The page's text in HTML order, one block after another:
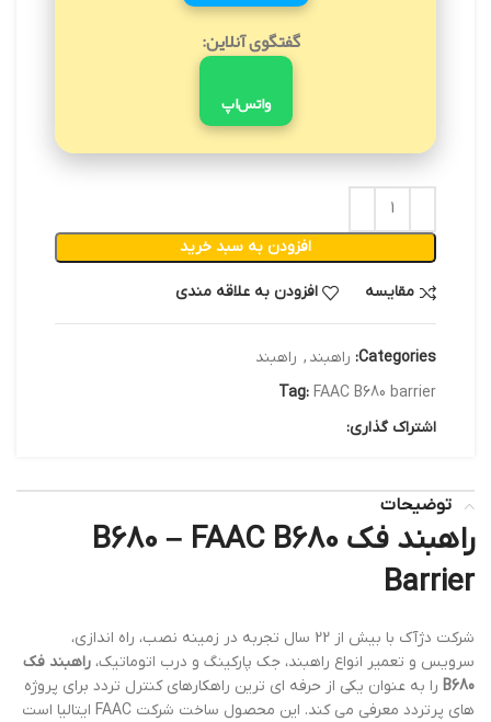
گفتگوی آنلاین:
واتس‌اپ
افزودن به سبد خرید
مقایسه افزودن به علاقه مندی
Categories: راهبند , راهبند
Tag: FAAC B680 barrier
اشتراک گذاری:
توضیحات
راهبند فک B680 – FAAC B680
Barrier
شرکت دژآک با بیش از 22 سال تجربه در زمینه نصب، راه اندازی،
سرویس و تعمیر انواع راهبند، جک پارکینگ و درب اتوماتیک، راهبند فک
B680 را به عنوان یکی از حرفه ای ترین راهکارهای کنترل تردد برای پروژه
های پرتردد معرفی می کند. این محصول ساخت شرکت FAAC ایتالیا است